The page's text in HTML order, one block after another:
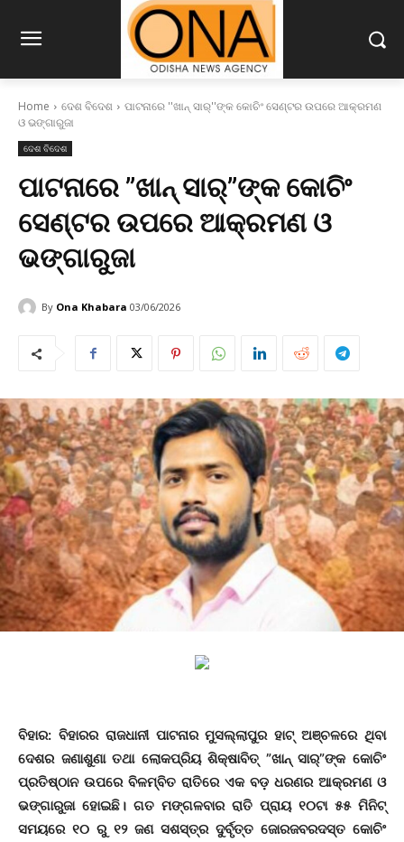
Home ଦେଶ ବିଦେଶ
ପାଟନାରେ ''ଖାନ୍ ସାର୍''ଙ୍କ କୋଚିଂ ସେଣ୍ଟର ଉପରେ ଆକ୍ରମଣ
ଓ ଭଙ୍ଗାରୁଜା
ଦେଶ ବିଦେଶ
ପାଟନାରେ ”ଖାନ୍ ସାର୍”ଙ୍କ କୋଚିଂ
ସେଣ୍ଟର ଉପରେ ଆକ୍ରମଣ ଓ
ଭଙ୍ଗାରୁଜା
By Ona Khabara 03/06/2026
ବିହାର: ବିହାରର ରାଜଧାନୀ ପାଟନାର ମୁସଲ୍ଲାପୁର ହାଟ୍ ଅଞ୍ଚଳରେ ଥିବା
ଦେଶର ଜଣାଶୁଣା ତଥା ଲୋକପ୍ରିୟ ଶିକ୍ଷାବିତ୍ ”ଖାନ୍ ସାର୍”ଙ୍କ କୋଚିଂ
ପ୍ରତିଷ୍ଠାନ ଉପରେ ବିଳମ୍ବିତ ରାତିରେ ଏକ ବଡ଼ ଧରଣର ଆକ୍ରମଣ ଓ
ଭଙ୍ଗାରୁଜା ହୋଇଛି। ଗତ ମଙ୍ଗଳବାର ରାତି ପ୍ରାୟ ୧୦ଟା ୫୫ ମିନିଟ୍
ସମୟରେ ୧୦ ରୁ ୧୨ ଜଣ ସଶସ୍ତ୍ର ଦୁର୍ବୃତ୍ତ ଜୋରଜବରଦସ୍ତ କୋଚିଂ